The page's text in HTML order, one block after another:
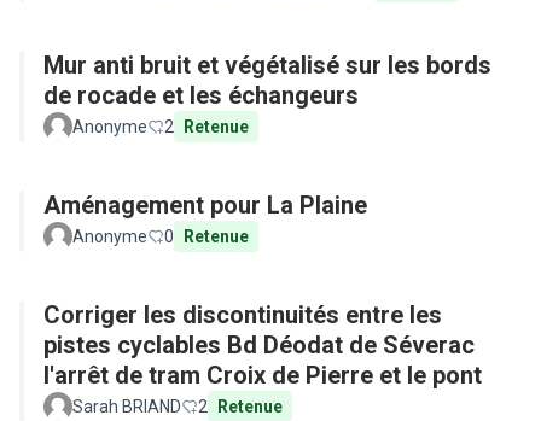
Mur anti bruit et végétalisé sur les bords
de rocade et les échangeurs
Anonyme 2 Retenue
Aménagement pour La Plaine
Anonyme 0 Retenue
Corriger les discontinuités entre les
pistes cyclables Bd Déodat de Séverac
l'arrêt de tram Croix de Pierre et le pont
Sarah BRIAND 2 Retenue